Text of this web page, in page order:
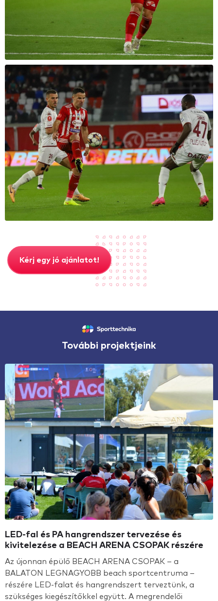
Kérj egy jó ajánlatot!
További projektjeink
LED-fal és PA hangrendszer tervezése és
kivitelezése a BEACH ARENA CSOPAK részére
Az újonnan épülő BEACH ARENA CSOPAK – a
BALATON LEGNAGYOBB beach sportcentruma –
részére LED-falat és hangrendszert terveztünk, a
szükséges kiegészítőkkel együtt. A megrendelői